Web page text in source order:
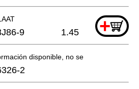
+
9 1.45
disponible, no se puede pedir
2